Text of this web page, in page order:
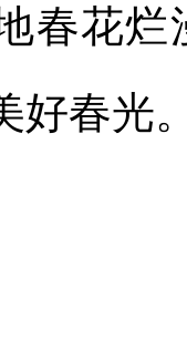
花烂
好春光